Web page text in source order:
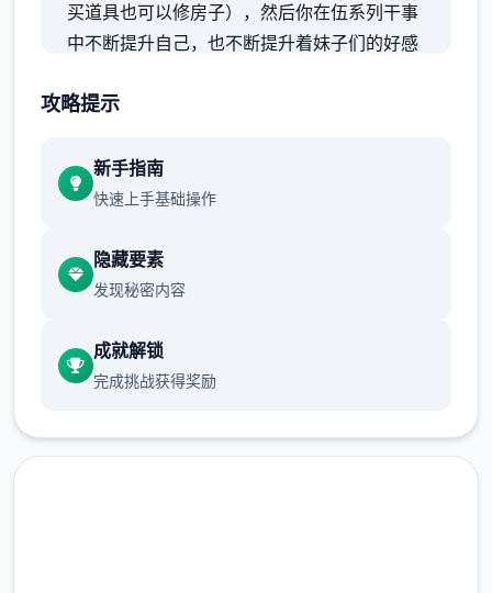
买道具也可以修房子），然后你在伍系列干事
中不断提升自己，也不断提升着妹子们的好感
攻略提示
新手指南
快速上手基础操作
隐藏要素
发现秘密内容
成就解锁
完成挑战获得奖励